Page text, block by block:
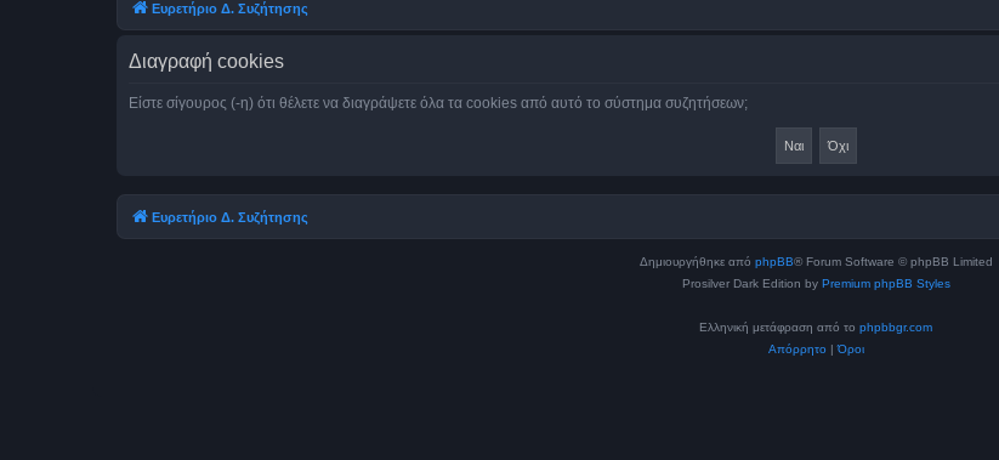
Ευρετήριο Δ. Συζήτησης
Διαγραφή cookies
Είστε σίγουρος (-η) ότι θέλετε να διαγράψετε όλα τα cookies από αυτό το σύστημα συζητήσεων;
Ευρετήριο Δ. Συζήτησης
Δημιουργήθηκε από phpBB® Forum Software © phpBB Limited
Prosilver Dark Edition by Premium phpBB Styles
Ελληνική μετάφραση από το phpbbgr.com
Απόρρητο |Όροι